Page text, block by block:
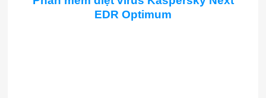
EDR Optimum